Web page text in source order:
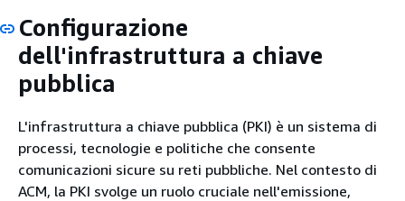
Configurazione
dell'infrastruttura a chiave
pubblica
L'infrastruttura a chiave pubblica (PKI) è un sistema di
processi, tecnologie e politiche che consente
comunicazioni sicure su reti pubbliche. Nel contesto di
ACM, la PKI svolge un ruolo cruciale nell'emissione,